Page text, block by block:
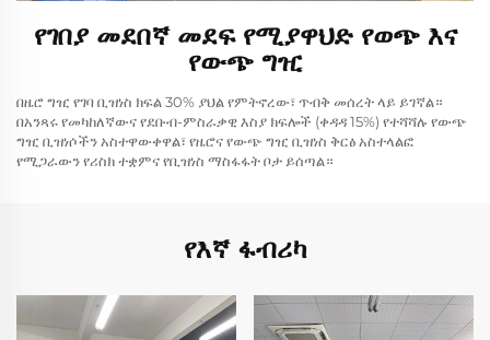
የገበያ መደበኛ መደፍ የሚያዋህድ የወጭ እና
የውጭ ግዢ
በዜሮ ግዢ የገባ ቢዝነስ ክፍል 30% ያህል የምትኖረው፣ ጥብቅ መሰረት ላይ ይገኛል።
በአንጻሩ የመካከለኛውና የደቡብ-ምስራቃዊ እስያ ክፍሎች (ቀዳዳ 15%) የተሻሻሉ የውጭ
ግዢ ቢዝነሶችን አስተዋውቀዋል፣ የዜሮና የውጭ ግዢ ቢዝነስ ቅርፅ አስተላልፎ
የሚጋራውን የሪስክ ተቋምና የቢዝነስ ማስፋፋት ቦታ ይሰጣል።
የእኛ ፋብሪካ